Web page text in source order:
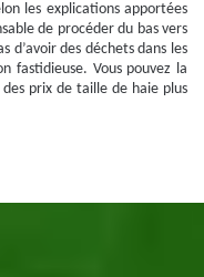
les explications apportées
de procéder du bas vers
d’avoir des déchets dans les
fastidieuse. Vous pouvez la
prix de taille de haie plus